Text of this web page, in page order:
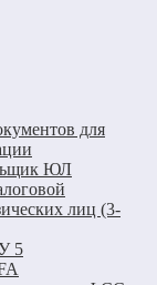
для
ЮЛ
лиц (3-
5